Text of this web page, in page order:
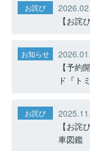
お詫び
【お詫
お知らせ
【予約
ド『ト
お詫び
【お詫
車図鑑